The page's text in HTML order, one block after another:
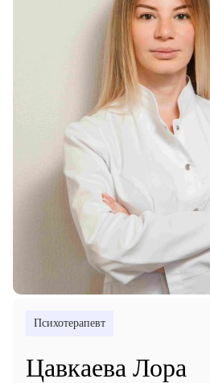
Психотерапевт
Цавкаева Лора